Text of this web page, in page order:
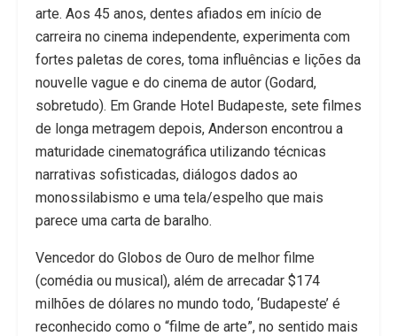
arte. Aos 45 anos, dentes afiados em início de
carreira no cinema independente, experimenta com
fortes paletas de cores, toma influências e lições da
nouvelle vague e do cinema de autor (Godard,
sobretudo). Em Grande Hotel Budapeste, sete filmes
de longa metragem depois, Anderson encontrou a
maturidade cinematográfica utilizando técnicas
narrativas sofisticadas, diálogos dados ao
monossilabismo e uma tela/espelho que mais
parece uma carta de baralho.
Vencedor do Globos de Ouro de melhor filme
(comédia ou musical), além de arrecadar $174
milhões de dólares no mundo todo, ‘Budapeste’ é
reconhecido como o “filme de arte”, no sentido mais